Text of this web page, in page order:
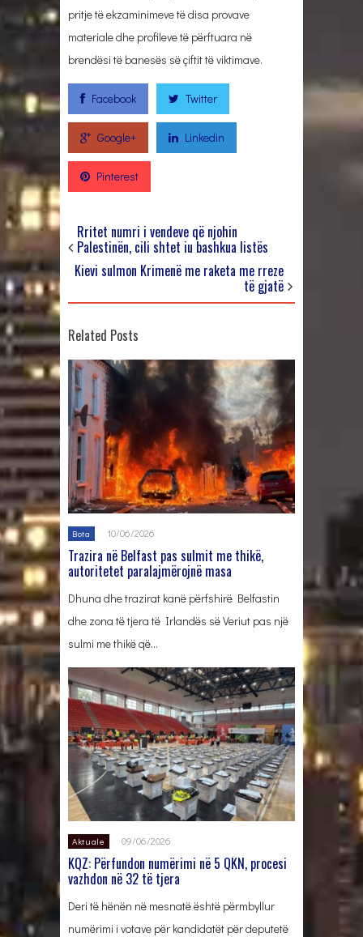
pritje të ekzaminimeve të disa provave
materiale dhe profileve të përftuara në
brendësi të banesës së çiftit të viktimave.
Facebook Twitter
Google+ Linkedin
Pinterest
Rritet numri i vendeve që njohin
Palestinën, cili shtet iu bashkua listës
Kievi sulmon Krimenë me raketa me rreze
të gjatë
Related Posts
Bota 10/06/2026
Trazira në Belfast pas sulmit me thikë,
autoritetet paralajmërojnë masa
Dhuna dhe trazirat kanë përfshirë Belfastin
dhe zona të tjera të Irlandës së Veriut pas një
sulmi me thikë që…
Aktuale 09/06/2026
KQZ: Përfundon numërimi në 5 QKN, procesi
vazhdon në 32 të tjera
Deri të hënën në mesnatë është përmbyllur
numërimi i votave për kandidatët për deputetë